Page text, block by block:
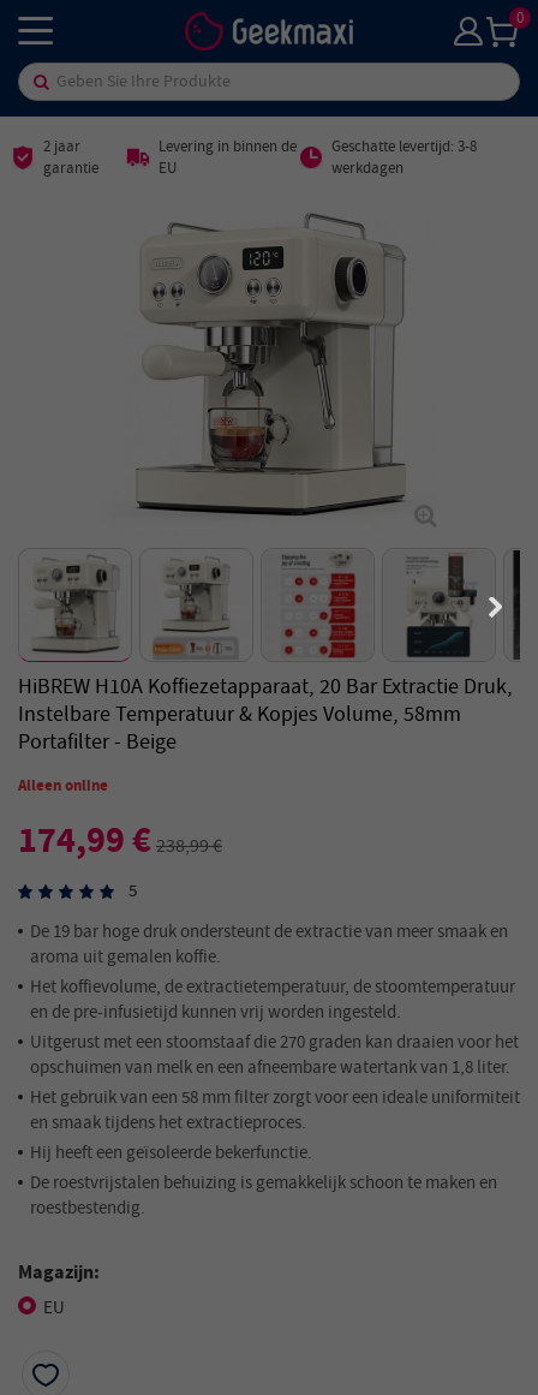
0
2 jaar
garantie
Levering in binnen de
EU
Geschatte levertijd: 3-8
werkdagen
HiBREW H10A Koffiezetapparaat, 20 Bar Extractie Druk,
Instelbare Temperatuur & Kopjes Volume, 58mm
Portafilter - Beige
Alleen online
174,99 €238,99 €
5
De 19 bar hoge druk ondersteunt de extractie van meer smaak en
aroma uit gemalen koffie.
Het koffievolume, de extractietemperatuur, de stoomtemperatuur
en de pre-infusietijd kunnen vrij worden ingesteld.
Uitgerust met een stoomstaaf die 270 graden kan draaien voor het
opschuimen van melk en een afneembare watertank van 1,8 liter.
Het gebruik van een 58 mm filter zorgt voor een ideale uniformiteit
en smaak tijdens het extractieproces.
Hij heeft een geïsoleerde bekerfunctie.
De roestvrijstalen behuizing is gemakkelijk schoon te maken en
roestbestendig.
Magazijn:
EU